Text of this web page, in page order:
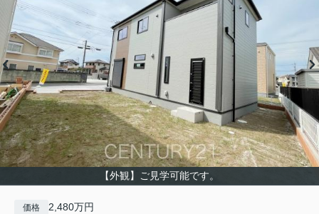
【外観】ご見学可能です。
価格 2,480万円